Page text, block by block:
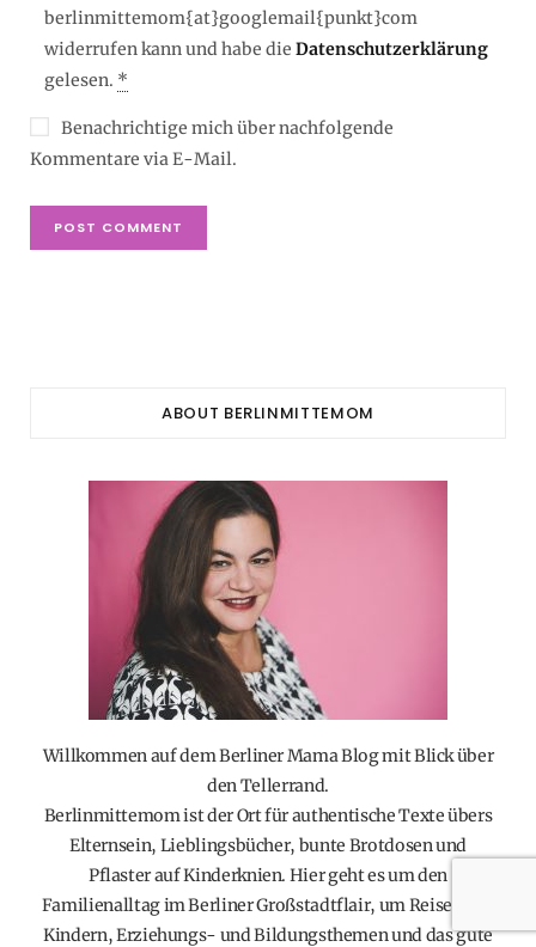
berlinmittemom{at}googlemail{punkt}com
widerrufen kann und habe die Datenschutzerklärung
gelesen. *
Benachrichtige mich über nachfolgende
Kommentare via E-Mail.
ABOUT BERLINMITTEMOM
Willkommen auf dem Berliner Mama Blog mit Blick über
den Tellerrand.
Berlinmittemom ist der Ort für authentische Texte übers
Elternsein, Lieblingsbücher, bunte Brotdosen und
Pflaster auf Kinderknien. Hier geht es um den
Familienalltag im Berliner Großstadtflair, um Reisen mit
Kindern, Erziehungs- und Bildungsthemen und das gute